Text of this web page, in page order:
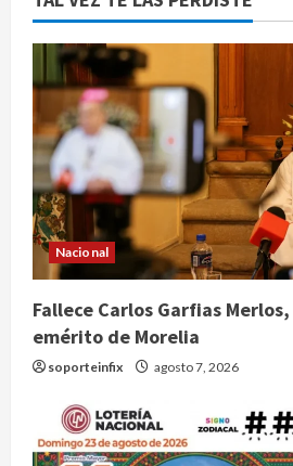
Nacional
Fallece Carlos Garfias
emérito de Morelia
soporteinfix agosto 7, 2026